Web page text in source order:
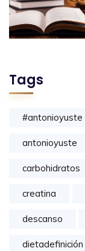
Tags
#antonioyuste
antonioyuste
carbohidratos
creatina
descanso
dietadefinición